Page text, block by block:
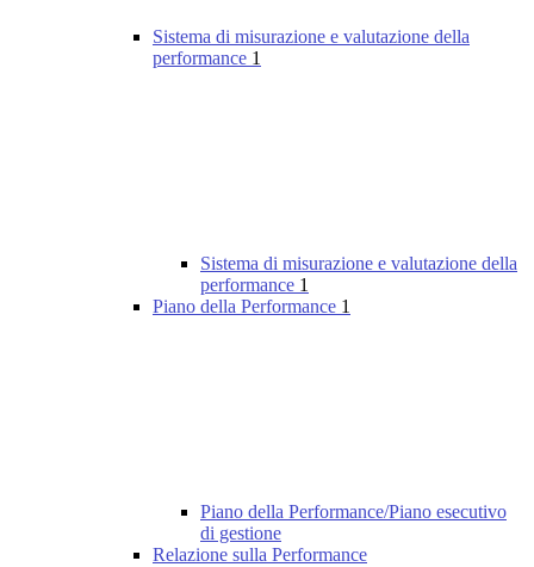
Sistema di misurazione e valutazione della
performance 1
Sistema di misurazione e valutazione della
performance 1
Piano della Performance 1
Piano della Performance/Piano esecutivo
di gestione
Relazione sulla Performance